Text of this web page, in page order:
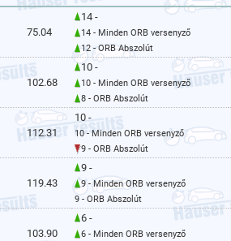
75.04
14 -
14 - Minden ORB versenyző
12 - ORB Abszolút
102.68
10 -
10 - Minden ORB versenyző
8 - ORB Abszolút
112.31
10 -
10 - Minden ORB versenyző
9 - ORB Abszolút
119.43
9 -
9 - Minden ORB versenyző
9 - ORB Abszolút
103.90
6 -
6 - Minden ORB versenyző